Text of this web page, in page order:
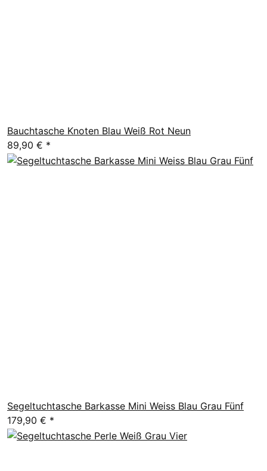
Bauchtasche Knoten Blau Weiß Rot Neun
89,90 € *
Segeltuchtasche Barkasse Mini Weiss Blau Grau Fünf
179,90 € *